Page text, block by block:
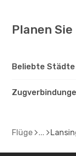
Planen
Beliebte Städte
Flüge